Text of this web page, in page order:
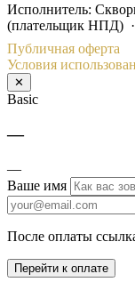
Исполнитель:
(плательщик НПД)
Публичная оферта
Условия
✕
Basic
—
—
Ваше имя
После оплаты
Перейти к оплате